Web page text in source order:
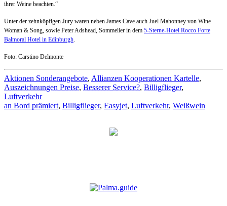
ihrer Weine beachten.“
Unter der zehnköpfigen Jury waren neben James Cave auch Juel Mahonney von Wine
Woman & Song, sowie Peter Adshead, Sommelier in dem 5-Sterne-Hotel Rocco Forte
Balmoral Hotel in Edinburgh.
Foto: Carstino Delmonte
Aktionen Sonderangebote, Allianzen Kooperationen Kartelle,
Auszeichnungen Preise, Besserer Service?, Billigflieger,
Luftverkehr
an Bord prämiert, Billigflieger, Easyjet, Luftverkehr, Weißwein